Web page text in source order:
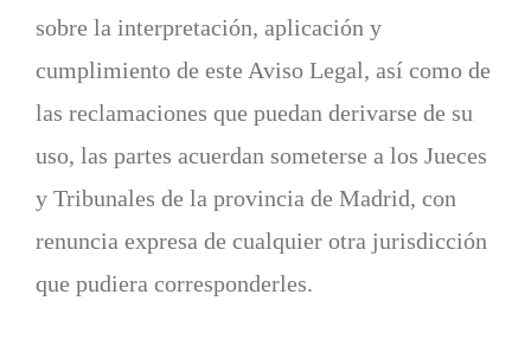
sobre la interpretación, aplicación y
cumplimiento de este Aviso Legal, así como de
las reclamaciones que puedan derivarse de su
uso, las partes acuerdan someterse a los Jueces
y Tribunales de la provincia de Madrid, con
renuncia expresa de cualquier otra jurisdicción
que pudiera corresponderles.